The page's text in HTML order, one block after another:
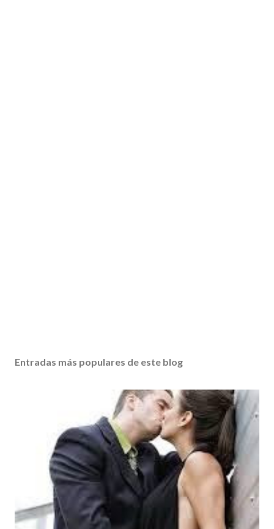
Entradas más populares de este blog